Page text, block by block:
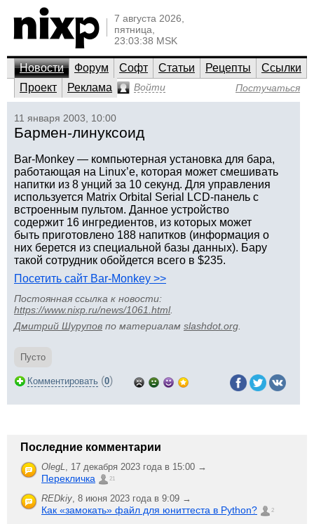
7 августа 2026,
пятница,
23:03:38 MSK
Новости Форум Софт Статьи Рецепты
Ссылки
Проект
Реклама Войти Постучаться
11 января 2003, 10:00
Бармен-линуксоид
Bar-Monkey — компьютерная установка для бара,
работающая на Linux’е, которая может смешивать
напитки из 8 унций за 10 секунд. Для управления
используется Matrix Orbital Serial LCD-панель с
встроенным пультом. Данное устройство
содержит 16 ингредиентов, из которых может
быть приготовлено 188 напитков (информация о
них берется из специальной базы данных). Бару
такой сотрудник обойдется всего в $235.
Посетить сайт Bar-Monkey >>
Постоянная ссылка к новости:
https://www.nixp.ru/news/1061.html.
Дмитрий Шурупов по материалам slashdot.org
Пусто
Комментировать (0)
Последние комментарии
OlegL, 17 декабря 2023 года в 15:00 →
Перекличка 21
REDkiy, 8 июня 2023 года в 9:09 →
Как «замокать» файл для юниттеста в Python? 2